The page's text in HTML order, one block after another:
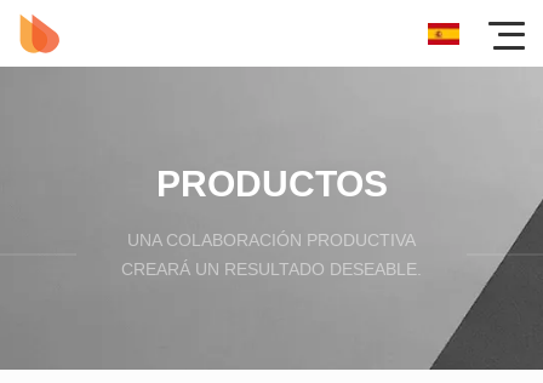
PRODUCTOS
UNA COLABORACIÓN PRODUCTIVA
CREARÁ UN RESULTADO DESEABLE.